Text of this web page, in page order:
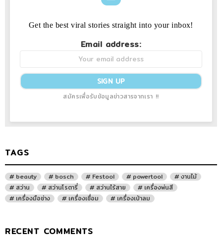
NEWSLETTER
Get the best viral stories straight into your inbox!
Email address:
สมัครเพื่อรับข้อมูลข่าวสารจากเรา !!
TAGS
beauty bosch Festool powertool
งานไม้
สว่าน
สว่านโรตารี่ สว่านไร้สาย
เครื่องพ่นสี
เครื่องมือช่าง
เครื่องเชื่อม เครื่องเป่าลม
RECENT COMMENTS